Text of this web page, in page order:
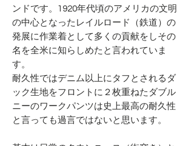
ンドです。1920年代頃のアメリカの文明
の中心となったレイルロード（鉄道）の
発展に作業着として多くの貢献をしその
名を全米に知らしめたと言われていま
す。
耐久性ではデニム以上にタフとされるダ
ック生地をフロントに２枚重ねたダブル
ニーのワークパンツは史上最高の耐久性
と言っても過言ではないと思います。